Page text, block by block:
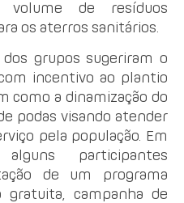
volume de resíduos
os aterros sanitários.
dos grupos sugeriram o
incentivo ao plantio
como a dinamização do
podas visando atender
pela população. Em
participantes
de um programa
campanha de